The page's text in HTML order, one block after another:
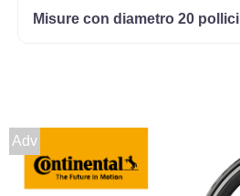
Misure con diametro 20 pollici
Adv